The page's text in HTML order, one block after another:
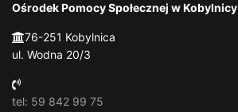
Ośrodek Pomocy Społecznej w Kobylnicy
76-251 Kobylnica
ul. Wodna 20/3
tel: 59 842 99 75